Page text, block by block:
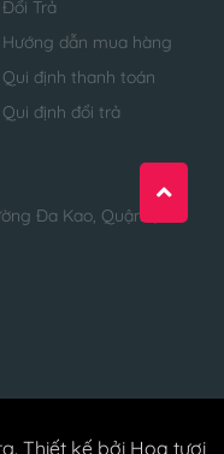
Đổi Trả
Hướng dẫn mua hàng
Qui định thanh toán
Qui định đổi trả
Đa Kao, Quận 1,
. Thiết kế bởi Hoa tươi